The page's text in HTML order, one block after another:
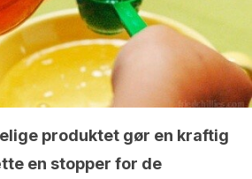
produktet gør en kraftig
en stopper for de